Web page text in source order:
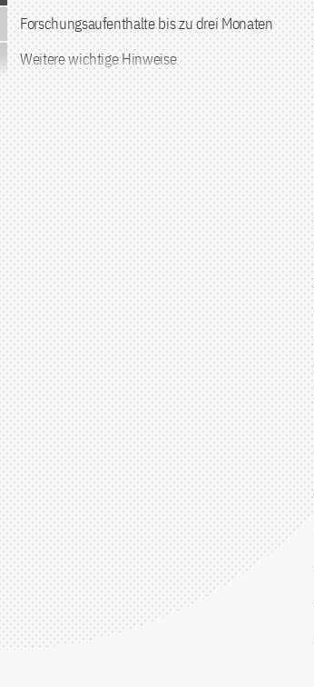
Forschungsaufenthalte bis zu drei Monaten
Weitere wichtige Hinweise